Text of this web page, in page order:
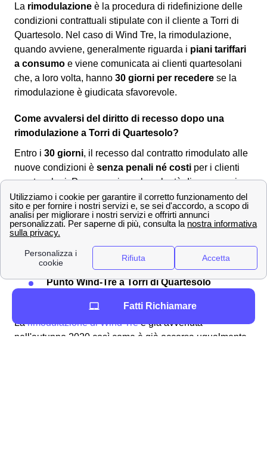
La rimodulazione è la procedura di ridefinizione delle
condizioni contrattuali stipulate con il cliente a Torri di
Quartesolo. Nel caso di Wind Tre, la rimodulazione,
quando avviene, generalmente riguarda i piani tariffari
a consumo e viene comunicata ai clienti quartesolani
che, a loro volta, hanno 30 giorni per recedere se la
rimodulazione è giudicata sfavorevole.
Come avvalersi del diritto di recesso dopo una
rimodulazione a Torri di Quartesolo?
Entro i 30 giorni, il recesso dal contratto rimodulato alle
nuove condizioni è senza penali né costi per i clienti
quartesolani. Per comunicare la volontà di recesso si
dovrà utilizzare uno dei seguenti canali:
Servizio clienti Wind-Tre: contattabile al159
PEC all'indirizzo:[email protected]
Raccomandata A/R a:
Milano recapito Baggio, Casella Postale
159, 20152 Milano (MI)
Punto Wind-Tre a Torri di Quartesolo
Larimodulazione di Wind Treè già avvenuta
nell'autunno 2020 così come è già occorsa ugualmente
Fatti Richiamare